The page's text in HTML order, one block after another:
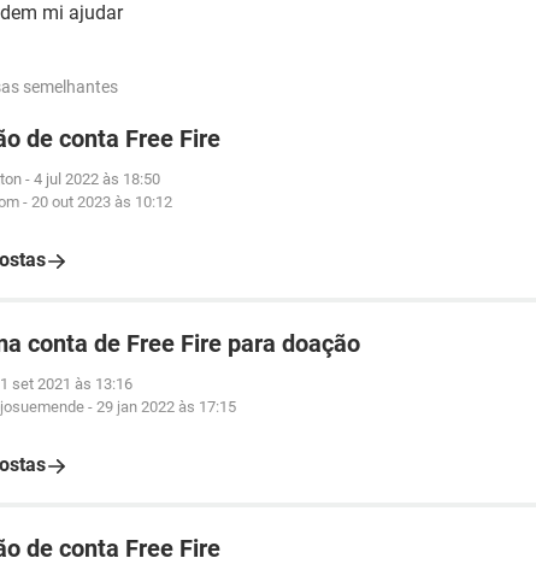
mi ajudar
semelhantes
de conta Free Fire
- 4 jul 2022 às 18:50
- 20 out 2023 às 10:12
conta de Free Fire para doação
1 set 2021 às 13:16
- 29 jan 2022 às 17:15
de conta Free Fire